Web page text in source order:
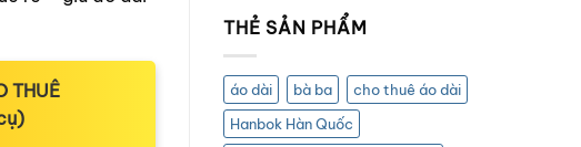
THẺ SẢN PHẨM
áo dài bà ba
cho thuê áo dài
Hanbok Hàn Quốc
THUÊ